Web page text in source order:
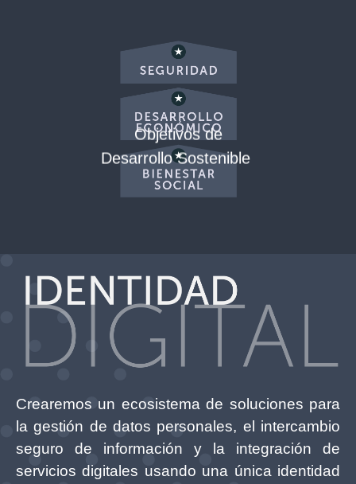
Objetivos de
Desarrollo Sostenible
Crearemos un ecosistema de soluciones para
la gestión de datos personales, el intercambio
seguro de información y la integración de
servicios digitales usando una única identidad